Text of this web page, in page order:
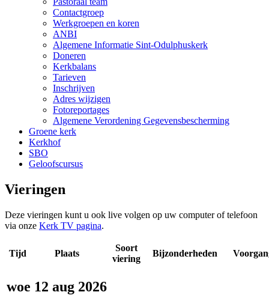
Contactgroep
Werkgroepen en koren
ANBI
Algemene Informatie Sint-Odulphuskerk
Doneren
Kerkbalans
Tarieven
Inschrijven
Adres wijzigen
Fotoreportages
Algemene Verordening Gegevensbescherming
Groene kerk
Kerkhof
SBO
Geloofscursus
Vieringen
Deze vieringen kunt u ook live volgen op uw computer of telefoon
via onze Kerk TV pagina.
Tijd Plaats
Soort
viering
Bijzonderheden
woe 12 aug 2026